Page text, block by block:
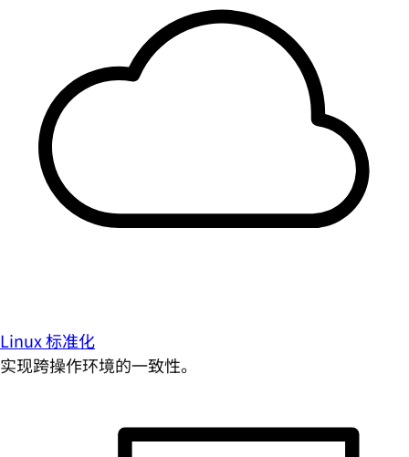
Linux 标准化
实现跨操作环境的一致性。